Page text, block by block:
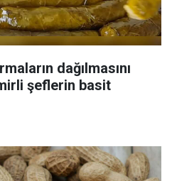
dağılmasını
şeflerin basit